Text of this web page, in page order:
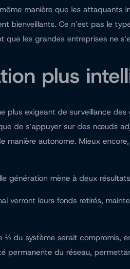
manière que les
bienveillants. Ce n’est pas le
les grandes entreprises ne
plus
plus exigeant de surveillance
de s’appuyer sur des nœuds
autonome. Mieux
génération mène à deux
verront leurs fonds retirés,
du système serait compromis,
permanente du réseau,